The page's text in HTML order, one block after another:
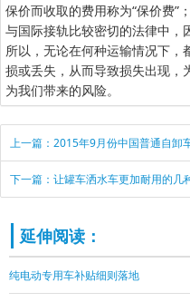
保价而收取的费用称为“保价费”
与国际接轨比较密切的法律中，
所以，无论在何种运输情况下，
损或丢失，从而导致损失出现，
为我们带来的风险。
上一篇：2015年9月份中国普通自卸
下一篇：让罐车洒水车更加耐用的几
延伸阅读：
纯电动专用车补贴细则落地